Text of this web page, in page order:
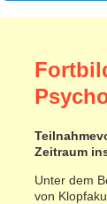
Zeitraum
Unter dem
von